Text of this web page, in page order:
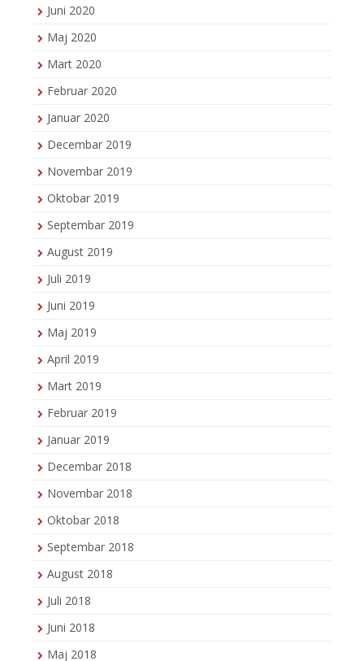
Juni 2020
Maj 2020
Mart 2020
Februar 2020
Januar 2020
Decembar 2019
Novembar 2019
Oktobar 2019
Septembar 2019
August 2019
Juli 2019
Juni 2019
Maj 2019
April 2019
Mart 2019
Februar 2019
Januar 2019
Decembar 2018
Novembar 2018
Oktobar 2018
Septembar 2018
August 2018
Juli 2018
Juni 2018
Maj 2018